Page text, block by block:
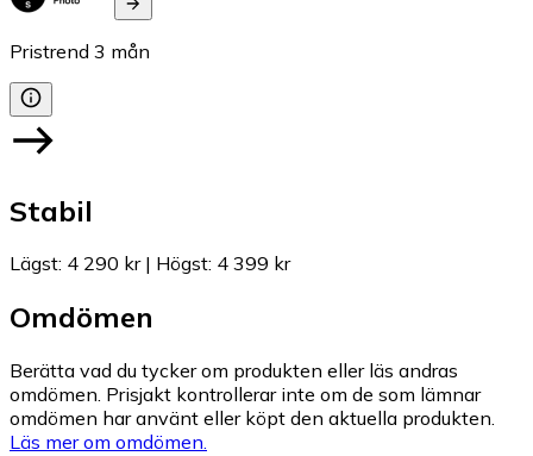
Pristrend 3 mån
Stabil
Lägst: 4 290 kr| Högst: 4 399 kr
Omdömen
Berätta vad du tycker om produkten eller läs andras
omdömen. Prisjakt kontrollerar inte om de som lämnar
omdömen har använt eller köpt den aktuella produkten.
Läs mer om omdömen.